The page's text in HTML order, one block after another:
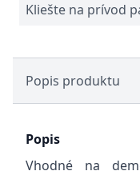
Kliešte na prívod
Popis produktu
Popis
Vhodné na